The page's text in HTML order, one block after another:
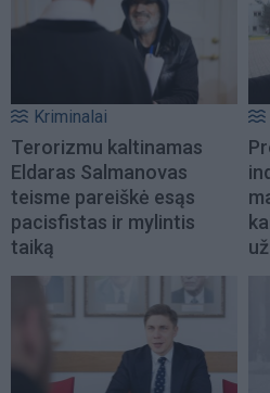
Kriminalai
Terorizmu kaltinamas
Eldaras Salmanovas
teisme pareiškė esąs
pacisfistas ir mylintis
taiką